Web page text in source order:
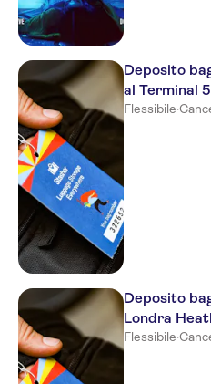
Deposito
al Terminal
Flessibile·
Deposito
Londra
Flessibile·